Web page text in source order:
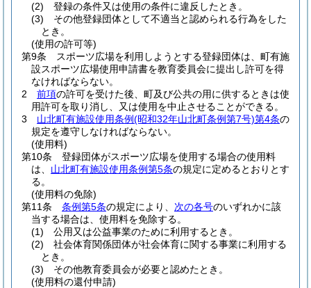
(2)
登録の条件又は使用の条件に違反したとき。
(3)
その他登録団体として不適当と認められる行為をした
とき。
(使用の許可等)
第9条
スポーツ広場を利用しようとする登録団体は、町有施
設スポーツ広場使用申請書を教育委員会に提出し許可を得
なければならない。
2
前項の許可を受けた後、町及び公共の用に供するときは使
用許可を取り消し、又は使用を中止させることができる。
3
山北町有施設使用条例(昭和32年山北町条例第7号)第4条の
規定を遵守しなければならない。
(使用料)
第10条
登録団体がスポーツ広場を使用する場合の使用料
は、 山北町有施設使用条例第5条の規定に定めるとおりとす
る。
(使用料の免除)
第11条
条例第5条の規定により、 次の各号のいずれかに該
当する場合は、使用料を免除する。
(1)
公用又は公益事業のために利用するとき。
(2)
社会体育関係団体が社会体育に関する事業に利用する
とき。
(3)
その他教育委員会が必要と認めたとき。
(使用料の還付申請)